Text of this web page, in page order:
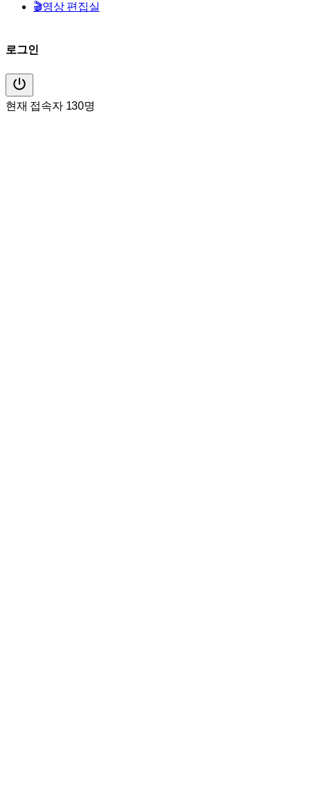
🎬영상 편집실
로그인
현재 접속자 130명